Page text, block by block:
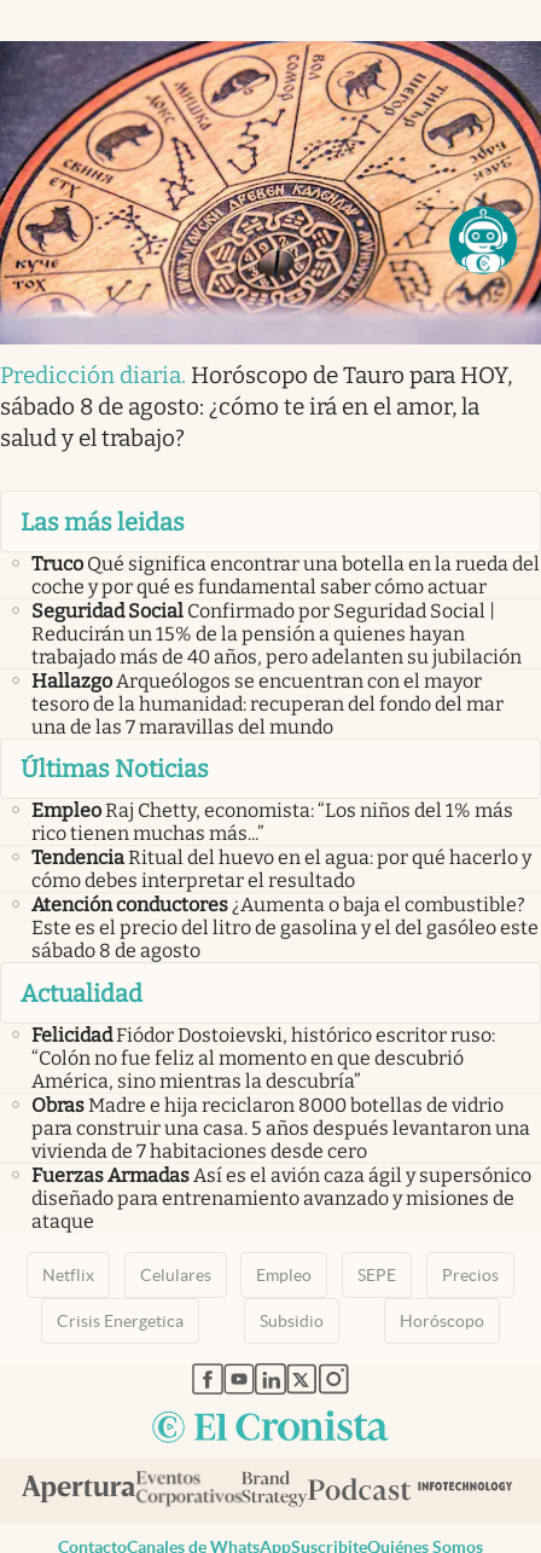
Predicción diaria. Horóscopo de Tauro para HOY,
sábado 8 de agosto: ¿cómo te irá en el amor, la
salud y el trabajo?
Las más leidas
Truco Qué significa encontrar una botella en la rueda del
coche y por qué es fundamental saber cómo actuar
Seguridad Social Confirmado por Seguridad Social |
Reducirán un 15% de la pensión a quienes hayan
trabajado más de 40 años, pero adelanten su jubilación
HallazgoArqueólogos se encuentran con el mayor
tesoro de la humanidad: recuperan del fondo del mar
una de las 7 maravillas del mundo
Últimas Noticias
EmpleoRaj Chetty, economista: “Los niños del 1% más
rico tienen muchas más...”
TendenciaRitual del huevo en el agua: por qué hacerlo y
cómo debes interpretar el resultado
Atención conductores¿Aumenta o baja el combustible?
Este es el precio del litro de gasolina y el del gasóleo este
sábado 8 de agosto
Actualidad
FelicidadFiódor Dostoievski, histórico escritor ruso:
“Colón no fue feliz al momento en que descubrió
América, sino mientras la descubría”
ObrasMadre e hija reciclaron 8000 botellas de vidrio
para construir una casa. 5 años después levantaron una
vivienda de 7 habitaciones desde cero
Fuerzas ArmadasAsí es el avión caza ágil y supersónico
diseñado para entrenamiento avanzado y misiones de
ataque
Netflix Celulares Empleo SEPE Precios
Crisis Energetica Subsidio Horóscopo
abre en nueva pestaña
abre en nueva pestaña
abre en nueva pestaña
abre en nueva pestaña
abre en nueva pestaña
ContactoCanales de WhatsAppSuscribiteQuiénes Somos